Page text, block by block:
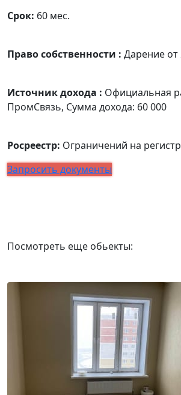
Срок: 60 мес.
Право собственности : Дарение от
Источник дохода : Официальная
ПромСвязь, Сумма дохода: 60 000
Росреестр: Ограничений на
Запросить документы
Посмотреть еще обьекты: